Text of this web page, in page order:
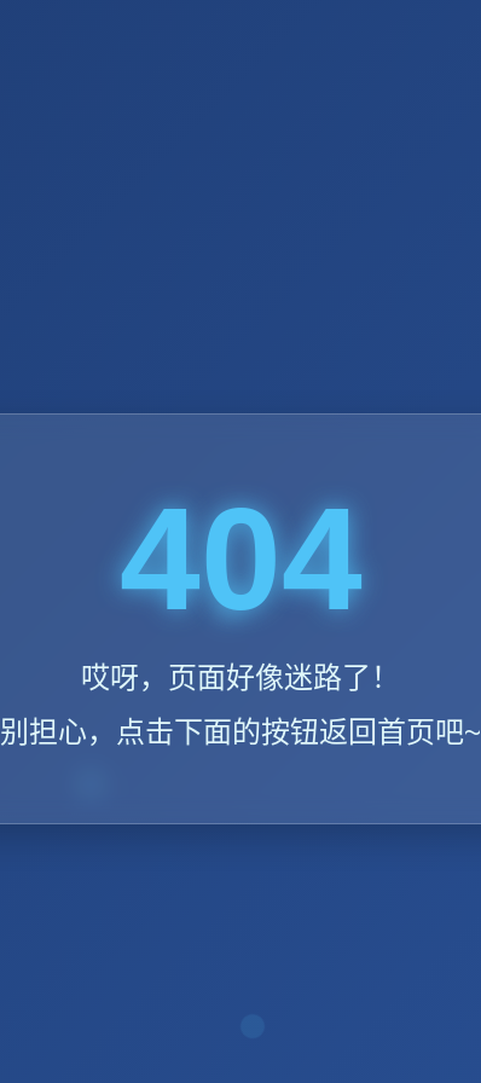
404
哎呀，页面好像迷路了！
别担心，点击下面的按钮返回首页吧~